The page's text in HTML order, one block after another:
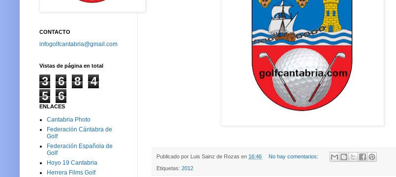
Publicado por Luis Sainz de Rozas en 16:46 No hay comentarios:
Etiquetas: 2012
CONTACTO
infogolfcantabria@gmail.com
Vistas de página en total
3 6 8
4
5
6
ENLACES
Cantabria Photo
Federación Cántabra de
Golf
Federación Española de
Golf
Hoyo 19 Cantabria
Herrera Films Golf